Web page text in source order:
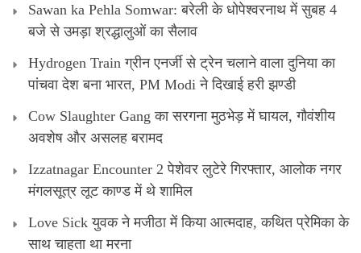
Sawan ka Pehla Somwar: बरेली के धोपेश्वरनाथ में सुबह 4
बजे से उमड़ा श्रद्धालुओं का सैलाव
Hydrogen Train ग्रीन एनर्जी से ट्रेन चलाने वाला दुनिया का
पांचवा देश बना भारत, PM Modi ने दिखाई हरी झण्डी
Cow Slaughter Gang का सरगना मुठभेड़ में घायल, गौवंशीय
अवशेष और असलह बरामद
Izzatnagar Encounter 2 पेशेवर लुटेरे गिरफ्तार, आलोक नगर
मंगलसूत्र लूट काण्‍ड में थे शामिल
Love Sick युवक ने मजीठा में किया आत्मदाह, कथित प्रेमिका के
साथ चाहता था मरना